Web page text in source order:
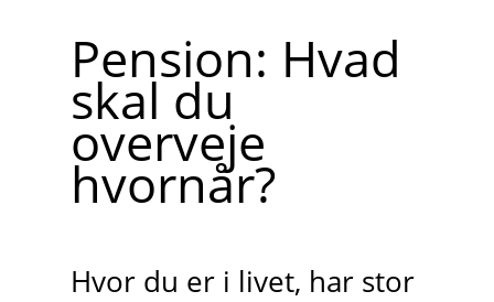
Pension: Hvad
skal du
overveje
hvornår?
Hvor du er i livet, har stor